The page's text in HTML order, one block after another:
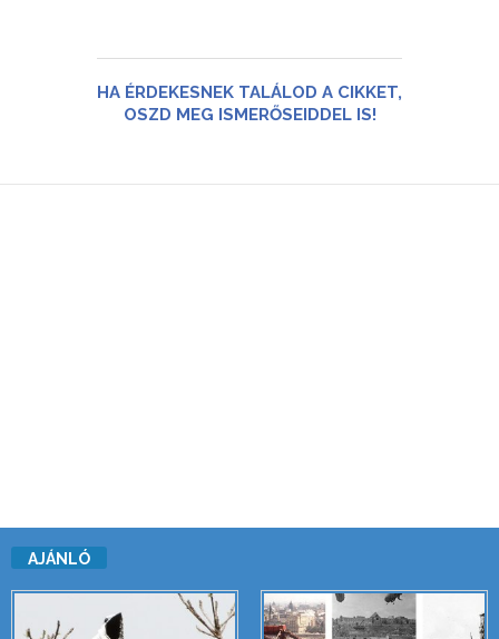
HA ÉRDEKESNEK TALÁLOD A CIKKET,
OSZD MEG ISMERŐSEIDDEL IS!
AJÁNLÓ